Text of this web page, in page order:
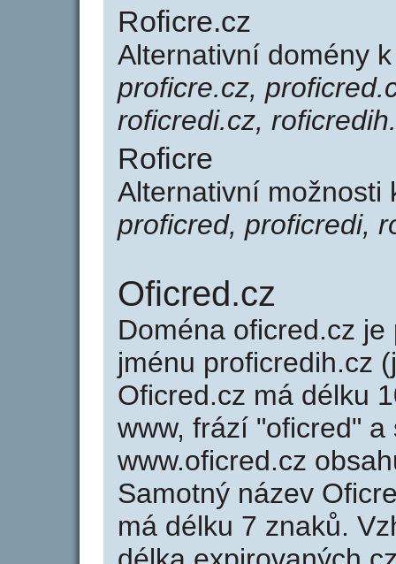
Roficre.cz
Alternativní domény
proficre.cz,
roficredi.cz,
Roficre
Alternativní
proficred, proficredi,
Oficred.cz
Doména oficred.cz
jménu proficredih.cz
Oficred.cz má délku
www, frází "oficred"
www.oficred.cz
Samotný název
má délku 7 znaků.